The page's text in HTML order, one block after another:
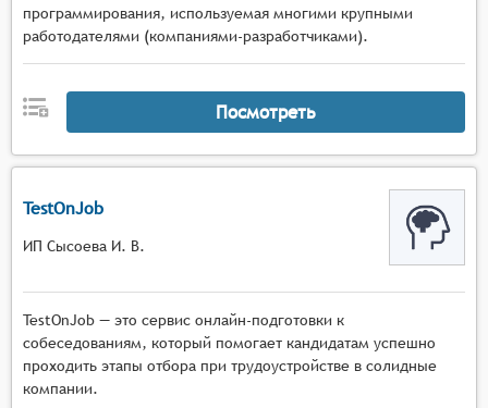
программирования, используемая многими крупными
работодателями (компаниями-разработчиками).
Посмотреть
TestOnJob
ИП Сысоева И. В.
TestOnJob — это сервис онлайн-подготовки к
собеседованиям, который помогает кандидатам успешно
проходить этапы отбора при трудоустройстве в солидные
компании.